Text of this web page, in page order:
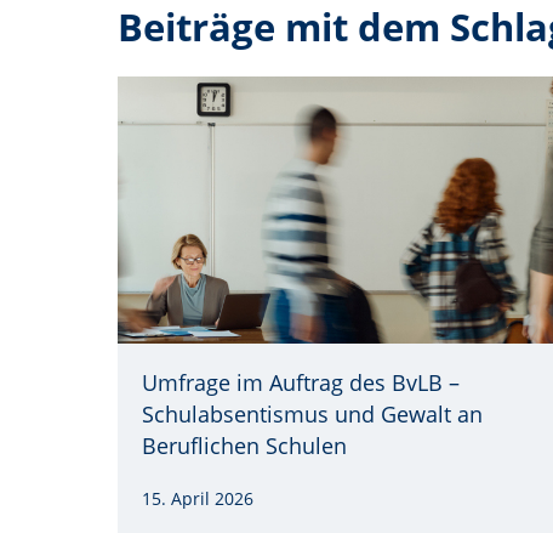
Beiträge mit dem
Quelle: © iStockphoto.com/skynesher
Umfrage im Auftrag des BvLB –
Schulabsentismus und Gewalt an
Beruflichen Schulen
15. April 2026